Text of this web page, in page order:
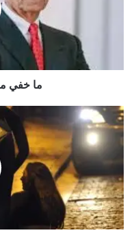
ما خفي
"قطاع
المعاملتين"
ومن
يغطي؟